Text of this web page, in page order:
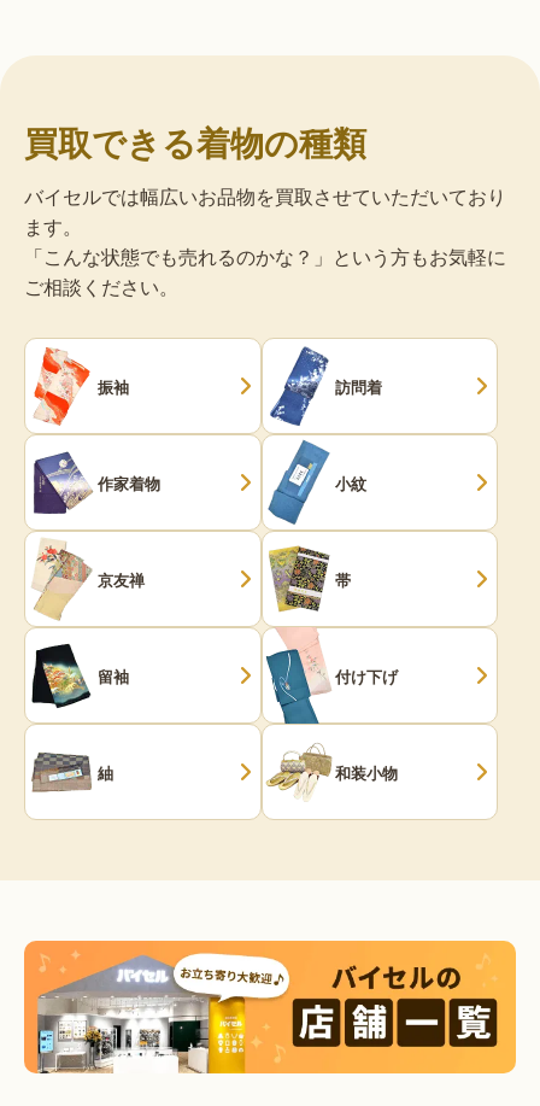
買取できる着物の種類
バイセルでは幅広いお品物を買取させていただいており
ます。
「こんな状態でも売れるのかな？」という方もお気軽に
ご相談ください。
振袖 訪問着
作家着物 小紋
京友禅 帯
留袖 付け下げ
紬 和装小物